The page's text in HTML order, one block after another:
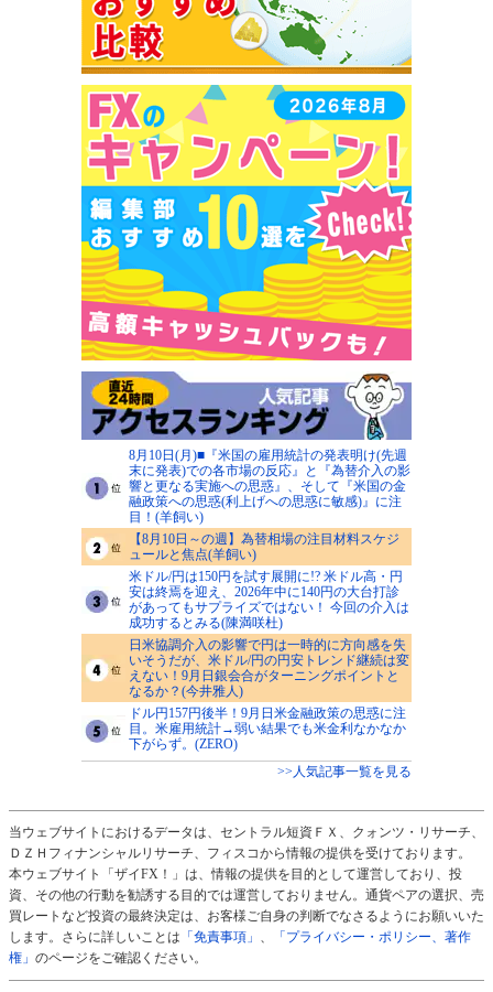
8月10日(月)■『米国の雇用統計の発表明け(先週
末に発表)での各市場の反応』と『為替介入の影
響と更なる実施への思惑』、そして『米国の金
融政策への思惑(利上げへの思惑に敏感)』に注
目！(羊飼い)
【8月10日～の週】為替相場の注目材料スケジ
ュールと焦点(羊飼い)
米ドル/円は150円を試す展開に!? 米ドル高・円
安は終焉を迎え、2026年中に140円の大台打診
があってもサプライズではない！ 今回の介入は
成功するとみる(陳満咲杜)
日米協調介入の影響で円は一時的に方向感を失
いそうだが、米ドル/円の円安トレンド継続は変
えない！9月日銀会合がターニングポイントと
なるか？(今井雅人)
ドル円157円後半！9月日米金融政策の思惑に注
目。米雇用統計→弱い結果でも米金利なかなか
下がらず。(ZERO)
>>人気記事一覧を見る
当ウェブサイトにおけるデータは、セントラル短資ＦＸ、クォンツ・リサーチ、
ＤＺＨフィナンシャルリサーチ、フィスコから情報の提供を受けております。
本ウェブサイト「ザイFX！」は、情報の提供を目的として運営しており、投
資、その他の行動を勧誘する目的では運営しておりません。通貨ペアの選択、売
買レートなど投資の最終決定は、お客様ご自身の判断でなさるようにお願いいた
します。さらに詳しいことは 「免責事項」 、
「プライバシー・ポリシー、著作
権」 のページをご確認ください。